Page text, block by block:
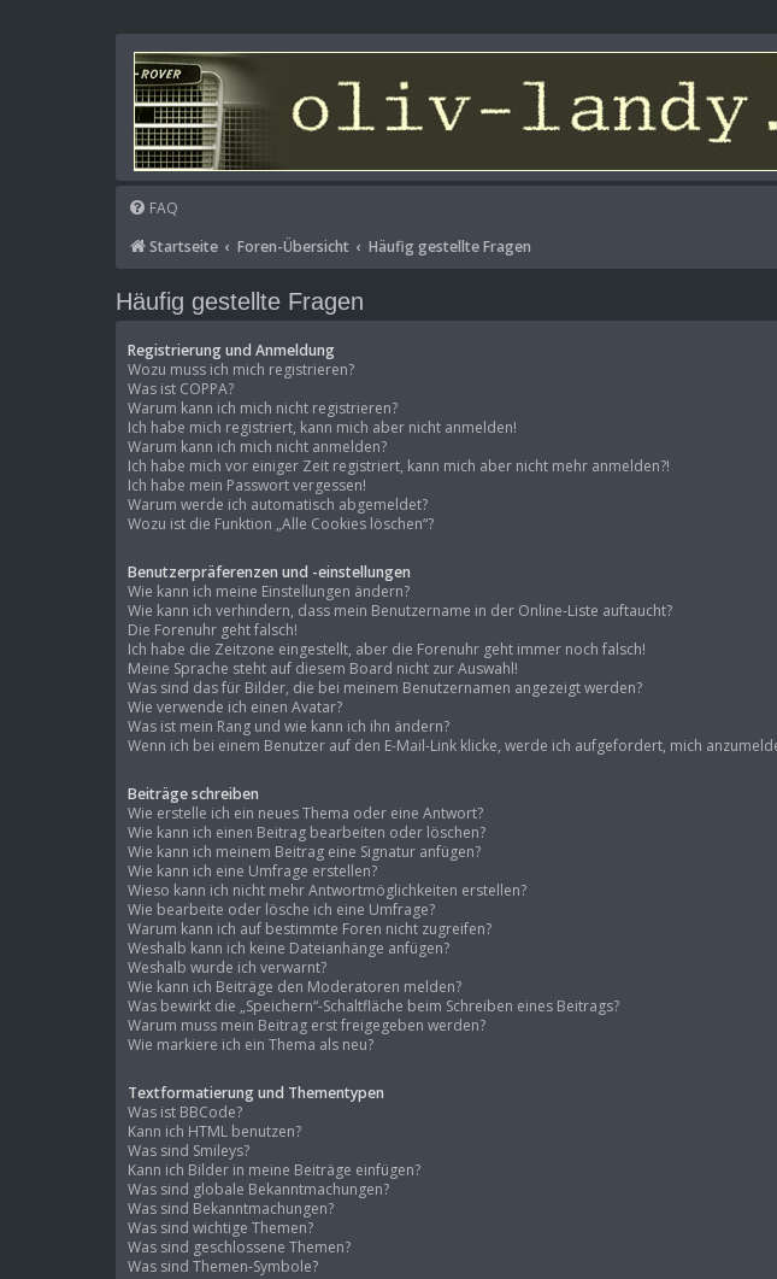
FAQ
Startseite
Foren-Übersicht Häufig gestellte Fragen
Häufig gestellte Fragen
Registrierung und Anmeldung
Wozu muss ich mich registrieren?
Was ist COPPA?
Warum kann ich mich nicht registrieren?
Ich habe mich registriert, kann mich aber nicht anmelden!
Warum kann ich mich nicht anmelden?
Ich habe mich vor einiger Zeit registriert, kann mich aber nicht mehr anmelden?!
Ich habe mein Passwort vergessen!
Warum werde ich automatisch abgemeldet?
Wozu ist die Funktion „Alle Cookies löschen“?
Benutzerpräferenzen und -einstellungen
Wie kann ich meine Einstellungen ändern?
Wie kann ich verhindern, dass mein Benutzername in der Online-Liste auftaucht?
Die Forenuhr geht falsch!
Ich habe die Zeitzone eingestellt, aber die Forenuhr geht immer noch falsch!
Meine Sprache steht auf diesem Board nicht zur Auswahl!
Was sind das für Bilder, die bei meinem Benutzernamen angezeigt werden?
Wie verwende ich einen Avatar?
Was ist mein Rang und wie kann ich ihn ändern?
Wenn ich bei einem Benutzer auf den E-Mail-Link klicke, werde ich aufgefordert, mich
Beiträge schreiben
Wie erstelle ich ein neues Thema oder eine Antwort?
Wie kann ich einen Beitrag bearbeiten oder löschen?
Wie kann ich meinem Beitrag eine Signatur anfügen?
Wie kann ich eine Umfrage erstellen?
Wieso kann ich nicht mehr Antwortmöglichkeiten erstellen?
Wie bearbeite oder lösche ich eine Umfrage?
Warum kann ich auf bestimmte Foren nicht zugreifen?
Weshalb kann ich keine Dateianhänge anfügen?
Weshalb wurde ich verwarnt?
Wie kann ich Beiträge den Moderatoren melden?
Was bewirkt die „Speichern“-Schaltfläche beim Schreiben eines Beitrags?
Warum muss mein Beitrag erst freigegeben werden?
Wie markiere ich ein Thema als neu?
Textformatierung und Thementypen
Was ist BBCode?
Kann ich HTML benutzen?
Was sind Smileys?
Kann ich Bilder in meine Beiträge einfügen?
Was sind globale Bekanntmachungen?
Was sind Bekanntmachungen?
Was sind wichtige Themen?
Was sind geschlossene Themen?
Was sind Themen-Symbole?